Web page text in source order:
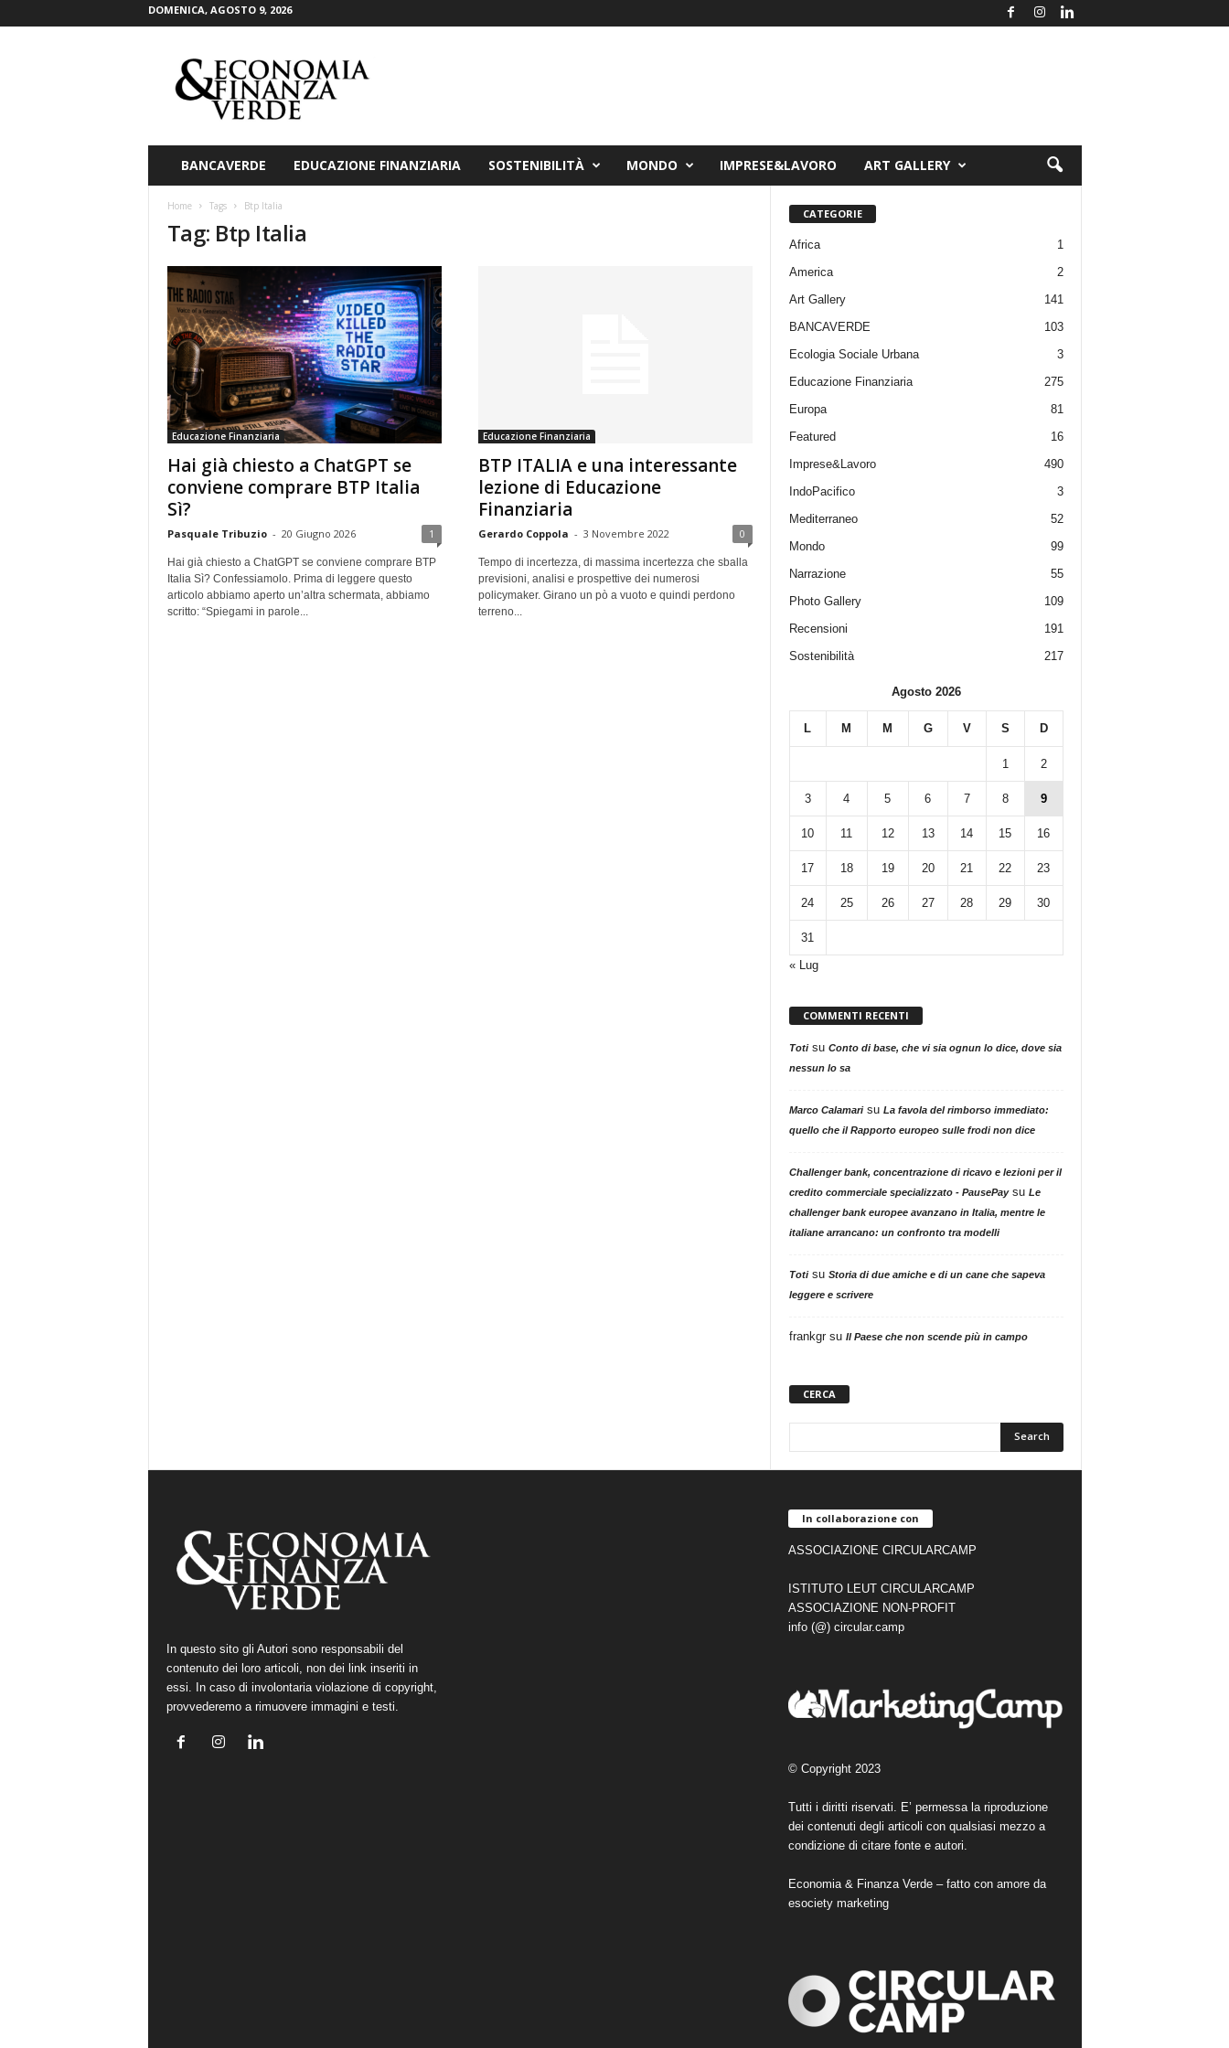
DOMENICA, AGOSTO 9, 2026
BANCAVERDE EDUCAZIONE FINANZIARIA SOSTENIBILITÀ MONDO IMPRESE&LAVORO ART GALLERY
Home Tags Btp Italia
Tag: Btp Italia
Educazione Finanziaria
Hai già chiesto a ChatGPT se
conviene comprare BTP Italia
Sì?
Pasquale Tribuzio - 20 Giugno 2026 1
Hai già chiesto a ChatGPT se conviene comprare BTP
Italia Sì? Confessiamolo. Prima di leggere questo
articolo abbiamo aperto un’altra schermata, abbiamo
scritto: “Spiegami in parole...
Educazione Finanziaria
BTP ITALIA e una interessante
lezione di Educazione
Finanziaria
Gerardo Coppola - 3 Novembre 2022 0
Tempo di incertezza, di massima incertezza che sballa
previsioni, analisi e prospettive dei numerosi
policymaker. Girano un pò a vuoto e quindi perdono
terreno...
CATEGORIE
Africa
1
America
2
Art Gallery
141
BANCAVERDE
103
Ecologia Sociale Urbana
3
Educazione Finanziaria
275
Europa
81
Featured
16
Imprese&Lavoro
490
IndoPacifico
3
Mediterraneo
52
Mondo
99
Narrazione
55
Photo Gallery
109
Recensioni
191
Sostenibilità
217
Agosto 2026
L M M G V S D
1 2
3 4 5 6 7 8 9
10 11 12 13 14 15 16
17 18 19 20 21 22 23
24 25 26 27 28 29 30
31
« Lug
COMMENTI RECENTI
Totisu Conto di base, che vi sia ognun lo dice, dove sia
nessun lo sa
Marco Calamarisu La favola del rimborso immediato:
quello che il Rapporto europeo sulle frodi non dice
Challenger bank, concentrazione di ricavo e lezioni per il
credito commerciale specializzato - PausePaysu Le
challenger bank europee avanzano in Italia, mentre le
italiane arrancano: un confronto tra modelli
Totisu Storia di due amiche e di un cane che sapeva
leggere e scrivere
frankgrsu Il Paese che non scende più in campo
CERCA
In questo sito gli Autori sono responsabili del
contenuto dei loro articoli, non dei link inseriti in
essi. In caso di involontaria violazione di copyright,
provvederemo a rimuovere immagini e testi.
In collaborazione con
ASSOCIAZIONE CIRCULARCAMP
ISTITUTO LEUT CIRCULARCAMP
ASSOCIAZIONE NON-PROFIT
info (@) circular.camp
© Copyright 2023
Tutti i diritti riservati. E’ permessa la riproduzione
dei contenuti degli articoli con qualsiasi mezzo a
condizione di citare fonte e autori.
Economia & Finanza Verde – fatto con amore da
esociety marketing